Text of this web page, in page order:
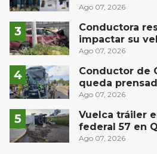
Puebla capital
Ago 07, 2026
Conductora
impactar su
muro en
Ago 07, 2026
Conductor de
queda
materialista en
Ago 07, 2026
Vuelca tráiler
federal 57 en
derrame de
Ago 07, 2026